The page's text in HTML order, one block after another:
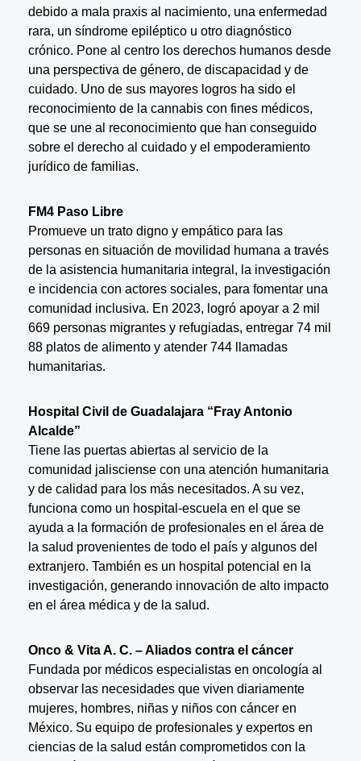
debido a mala praxis al nacimiento, una enfermedad
rara, un síndrome epiléptico u otro diagnóstico
crónico. Pone al centro los derechos humanos desde
una perspectiva de género, de discapacidad y de
cuidado. Uno de sus mayores logros ha sido el
reconocimiento de la cannabis con fines médicos,
que se une al reconocimiento que han conseguido
sobre el derecho al cuidado y el empoderamiento
jurídico de familias.
FM4 Paso Libre
Promueve un trato digno y empático para las
personas en situación de movilidad humana a través
de la asistencia humanitaria integral, la investigación
e incidencia con actores sociales, para fomentar una
comunidad inclusiva. En 2023, logró apoyar a 2 mil
669 personas migrantes y refugiadas, entregar 74 mil
88 platos de alimento y atender 744 llamadas
humanitarias.
Hospital Civil de Guadalajara “Fray Antonio
Alcalde”
Tiene las puertas abiertas al servicio de la
comunidad jalisciense con una atención humanitaria
y de calidad para los más necesitados. A su vez,
funciona como un hospital-escuela en el que se
ayuda a la formación de profesionales en el área de
la salud provenientes de todo el país y algunos del
extranjero. También es un hospital potencial en la
investigación, generando innovación de alto impacto
en el área médica y de la salud.
Onco & Vita A. C. – Aliados contra el cáncer
Fundada por médicos especialistas en oncología al
observar las necesidades que viven diariamente
mujeres, hombres, niñas y niños con cáncer en
México. Su equipo de profesionales y expertos en
ciencias de la salud están comprometidos con la